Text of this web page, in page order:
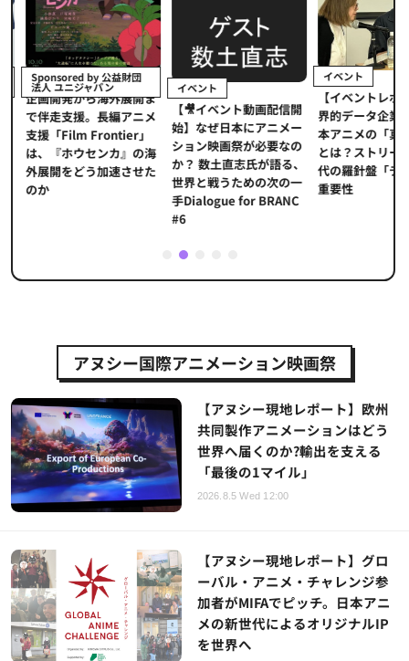
Sponsored by 公益財団
法人 ユニジャパン
企画開発から海外展開ま
で伴走支援。長編アニメ
支援「Film Frontier」
は、『ホウセンカ』の海
外展開をどう加速させた
のか
イベント
【🎥イベント動画配信開
始】なぜ日本にアニメー
ション映画祭が必要なの
か？ 数土直志氏が語る、
世界と戦うための次の一
手Dialogue for BRANC
#6
イベント
【イベントレポ
界的データ企業
本アニメの「真
とは？ストリー
代の羅針盤「デ
重要性
2
アヌシー国際アニメーション映画祭
【アヌシー現地レポート】欧州
共同製作アニメーションはどう
世界へ届くのか?輸出を支える
「最後の1マイル」
2026.8.5 Wed 12:00
【アヌシー現地レポート】グロ
ーバル・アニメ・チャレンジ参
加者がMIFAでピッチ。日本アニ
メの新世代によるオリジナルIP
を世界へ